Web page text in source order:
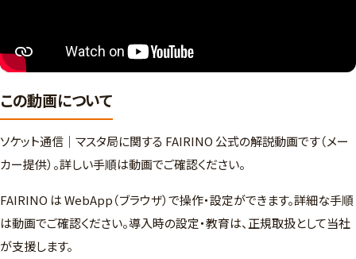
この動画について
ソケット通信｜マスタ局に関する FAIRINO 公式の解説動画です（メー
カー提供）。詳しい手順は動画でご確認ください。
FAIRINO は WebApp（ブラウザ）で操作・設定ができます。詳細な手順
は動画でご確認ください。導入時の設定・教育は、正規取扱として当社
が支援します。